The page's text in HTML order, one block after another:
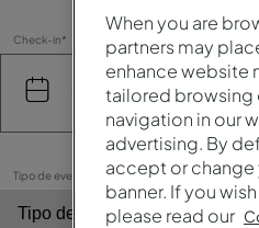
Check-in*
Tipo de evento*
When you are
partners may
enhance website
tailored browsing
navigation in our
advertising. By
accept or change
banner. If you
please read our